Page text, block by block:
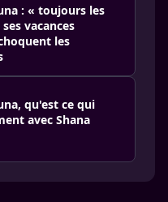
: « toujours les
vacances
les
qu'est ce qui
avec Shana